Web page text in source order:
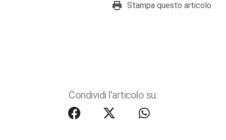
Stampa questo articolo
Condividi l'articolo su: